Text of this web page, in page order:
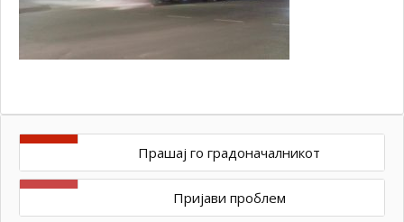
Прашај го градоначалникот
Пријави проблем